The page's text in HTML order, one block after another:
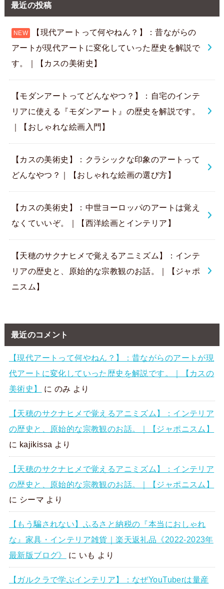
最近の投稿
【現代アートって何やねん？】：昔ながらの
アートが現代アートに変化していった歴史を解説で
す。｜【カスの美術史】
【モダンアートってどんなやつ？】：自宅のインテ
リアに使える『モダンアート』の歴史を解説です。
｜【おしゃれな絵画入門】
【カスの美術史】：クラシックな印象のアートって
どんなやつ？｜【おしゃれな絵画の選び方】
【カスの美術史】：中世ヨーロッパのアートは覚え
なくていいぞ。｜【西洋絵画とインテリア】
【天穂のサクナヒメで覚えるアニミズム】：インテ
リアの歴史と、原始的な宗教観のお話。｜【ジャポ
ニスム】
最近のコメント
【現代アートって何やねん？】：昔ながらのアートが現
代アートに変化していった歴史を解説です。｜【カスの
美術史】
に のみ より
【天穂のサクナヒメで覚えるアニミズム】：インテリア
の歴史と、原始的な宗教観のお話。｜【ジャポニスム】
に kajikissa より
【天穂のサクナヒメで覚えるアニミズム】：インテリア
の歴史と、原始的な宗教観のお話。｜【ジャポニスム】
に シーマ より
【もう騙されない】ふるさと納税の『本当におしゃれ
な』家具・インテリア雑貨｜楽天返礼品《2022-2023年
最新版ブログ》
に いも より
【ガルクラで学ぶインテリア】：なぜYouTuberは量産